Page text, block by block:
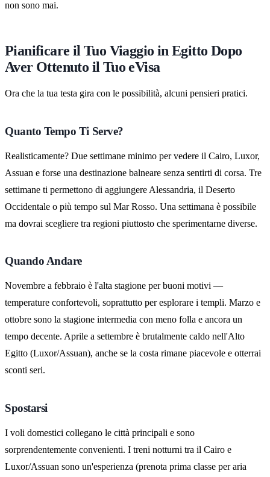
non sono mai.
Pianificare il Tuo Viaggio in Egitto Dopo
Aver Ottenuto il Tuo eVisa
Ora che la tua testa gira con le possibilità, alcuni pensieri pratici.
Quanto Tempo Ti Serve?
Realisticamente? Due settimane minimo per vedere il Cairo, Luxor,
Assuan e forse una destinazione balneare senza sentirti di corsa. Tre
settimane ti permettono di aggiungere Alessandria, il Deserto
Occidentale o più tempo sul Mar Rosso. Una settimana è possibile
ma dovrai scegliere tra regioni piuttosto che sperimentarne diverse.
Quando Andare
Novembre a febbraio è l'alta stagione per buoni motivi —
temperature confortevoli, soprattutto per esplorare i templi. Marzo e
ottobre sono la stagione intermedia con meno folla e ancora un
tempo decente. Aprile a settembre è brutalmente caldo nell'Alto
Egitto (Luxor/Assuan), anche se la costa rimane piacevole e otterrai
sconti seri.
Spostarsi
I voli domestici collegano le città principali e sono
sorprendentemente convenienti. I treni notturni tra il Cairo e
Luxor/Assuan sono un'esperienza (prenota prima classe per aria